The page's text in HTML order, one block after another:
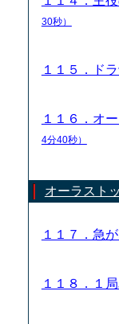
30秒）
１１５．ド
１１６．オ
4分40秒）
オーラスト
１１７．急
１１８．１